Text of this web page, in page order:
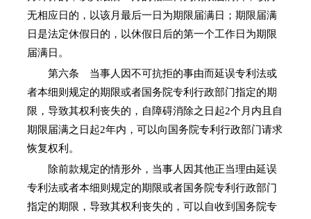
无相应日的，以该月最后一日为期限届满日；期限届满
日是法定休假日的，以休假日后的第一个工作日为期限
届满日。
第六条 当事人因不可抗拒的事由而延误专利法或
者本细则规定的期限或者国务院专利行政部门指定的期
限，导致其权利丧失的，自障碍消除之日起2个月内且自
期限届满之日起2年内，可以向国务院专利行政部门请求
恢复权利。
除前款规定的情形外，当事人因其他正当理由延误
专利法或者本细则规定的期限或者国务院专利行政部门
指定的期限，导致其权利丧失的，可以自收到国务院专